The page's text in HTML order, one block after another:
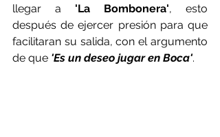
llegar a 'La Bombonera', esto
después de ejercer presión para que
facilitaran su salida, con el argumento
de que 'Es un deseo jugar en Boca'.